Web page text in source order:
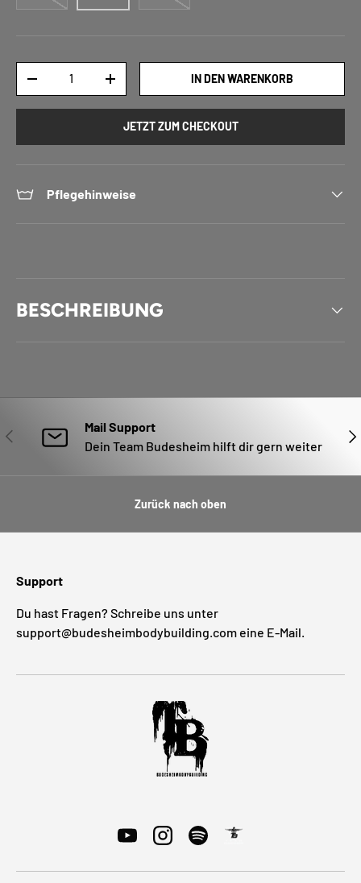
-
+ IN DEN WARENKORB
JETZT ZUM CHECKOUT
Pflegehinweise
BESCHREIBUNG
VORHERIGE
Mail Support
Dein Team Budesheim hilft dir gern weiter
Zurück nach oben
Support
Du hast Fragen? Schreibe uns unter
support@budesheimbodybuilding.com eine E-Mail.
YouTubeInstagramSpotify